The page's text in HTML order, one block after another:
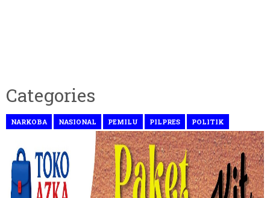
Categories
NARKOBA NASIONAL PEMILU PILPRES POLITIK